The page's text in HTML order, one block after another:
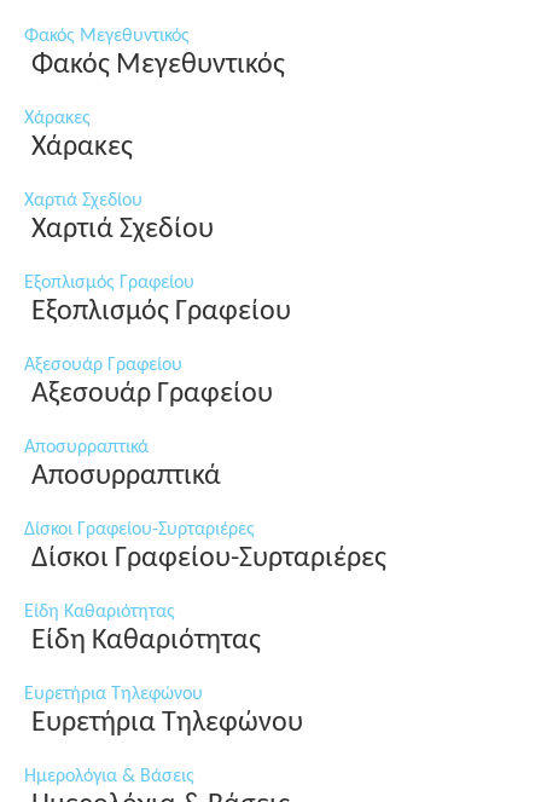
Φακός Μεγεθυντικός
Φακός Μεγεθυντικός
Χάρακες
Χάρακες
Χαρτιά Σχεδίου
Χαρτιά Σχεδίου
Εξοπλισμός Γραφείου
Εξοπλισμός Γραφείου
Αξεσουάρ Γραφείου
Αξεσουάρ Γραφείου
Αποσυρραπτικά
Αποσυρραπτικά
Δίσκοι Γραφείου-Συρταριέρες
Δίσκοι Γραφείου-Συρταριέρες
Είδη Καθαριότητας
Είδη Καθαριότητας
Ευρετήρια Τηλεφώνου
Ευρετήρια Τηλεφώνου
Ημερολόγια & Βάσεις